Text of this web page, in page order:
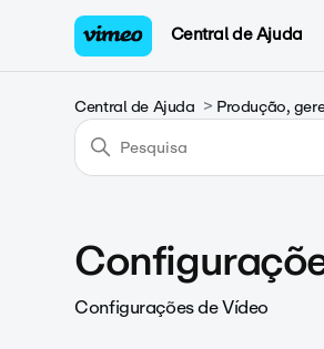
Central de Ajuda
Central de Ajuda Produção,
Configurações de Vídeo